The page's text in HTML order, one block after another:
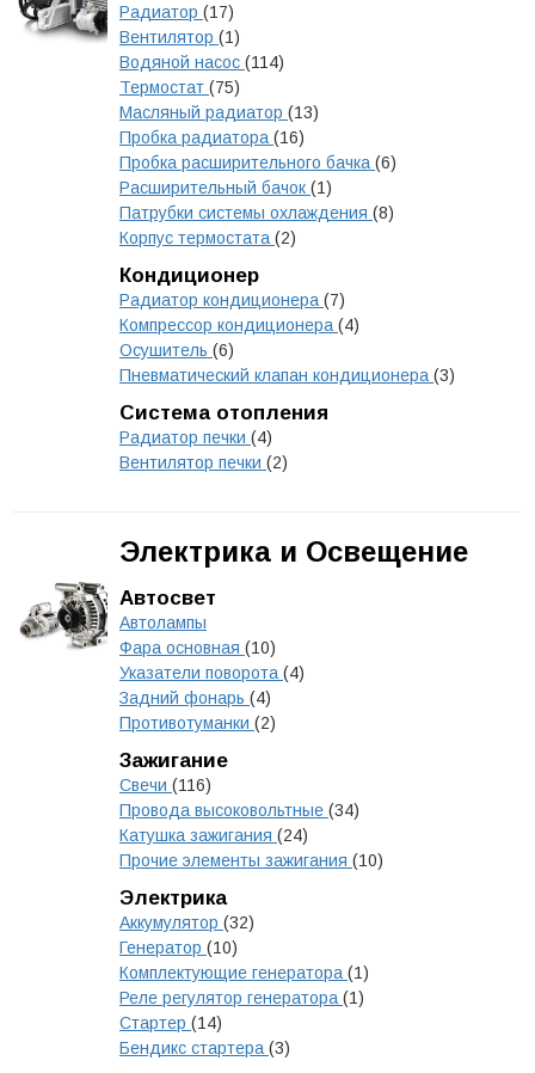
Радиатор (17)
Вентилятор (1)
Водяной насос (114)
Термостат (75)
Масляный радиатор (13)
Пробка радиатора (16)
Пробка расширительного бачка (6)
Расширительный бачок (1)
Патрубки системы охлаждения (8)
Корпус термостата (2)
Кондиционер
Радиатор кондиционера (7)
Компрессор кондиционера (4)
Осушитель (6)
Пневматический клапан кондиционера (3)
Система отопления
Радиатор печки (4)
Вентилятор печки (2)
Электрика и Освещение
Автосвет
Автолампы
Фара основная (10)
Указатели поворота (4)
Задний фонарь (4)
Противотуманки (2)
Зажигание
Свечи (116)
Провода высоковольтные (34)
Катушка зажигания (24)
Прочие элементы зажигания (10)
Электрика
Аккумулятор (32)
Генератор (10)
Комплектующие генератора (1)
Реле регулятор генератора (1)
Стартер (14)
Бендикс стартера (3)